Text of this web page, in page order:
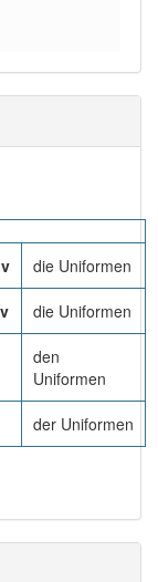
die Uniformen
die Uniformen
den
Uniformen
der Uniformen